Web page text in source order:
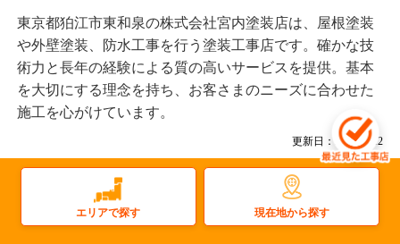
更新日：2025.12.12
屋根
雨樋 太陽光
塗装
屋上防水 雨漏り
東京都狛江市東和泉の株式会社宮内塗装店は、屋根塗装
や外壁塗装、防水工事を行う塗装工事店です。確かな技
術力と長年の経験による質の高いサービスを提供。基本
を大切にする理念を持ち、お客さまのニーズに合わせた
施工を心がけています。
エリアで探す 現在地から探す